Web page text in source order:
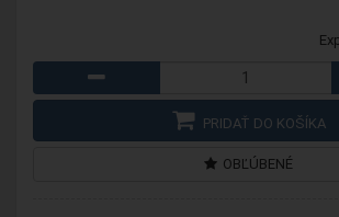
PRIDAŤ DO KOŠÍKA
OBĽÚBENÉ